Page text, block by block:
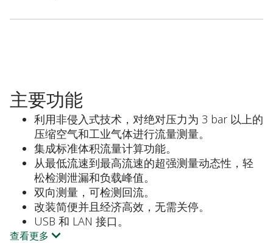
主要功能
利用非侵入式技术，对绝对压力为 3 bar 以上的
压缩空气和工业气体进行流量测量。
集成标准体积流量计算功能。
从最低流速到最高流速的超强测量动态性，轻
松检测泄漏和负载峰值。
双向测量，可检测回流。
改装简便并且经济高效，无需关停。
USB 和 LAN 接口。
查看更多